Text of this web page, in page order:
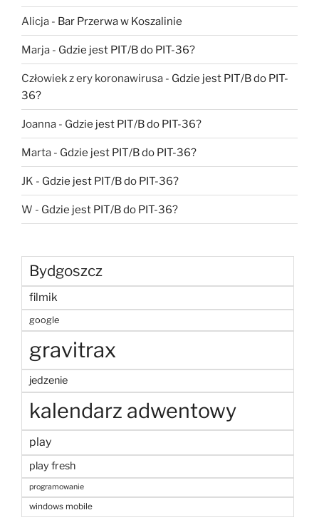
Alicja - Bar Przerwa w Koszalinie
Marja - Gdzie jest PIT/B do PIT-36?
Człowiek z ery koronawirusa - Gdzie jest PIT/B do PIT-
36?
Joanna - Gdzie jest PIT/B do PIT-36?
Marta - Gdzie jest PIT/B do PIT-36?
JK - Gdzie jest PIT/B do PIT-36?
W - Gdzie jest PIT/B do PIT-36?
Bydgoszcz
filmik
google
gravitrax
jedzenie
kalendarz adwentowy
play
play fresh
programowanie
windows mobile